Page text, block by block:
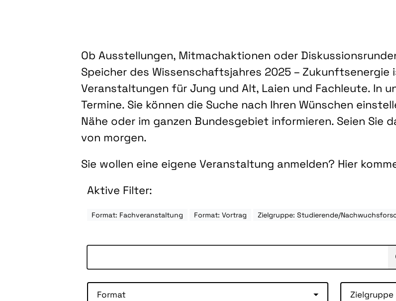
Ob Ausstellungen, Mitmachaktionen oder
Speicher des Wissenschaftsjahres 2025 –
Veranstaltungen für Jung und Alt, Laien und Fachleute. In
Termine. Sie können die Suche nach Ihren Wünschen
Nähe oder im ganzen Bundesgebiet informieren. Seien Sie
von morgen.
Sie wollen eine eigene Veranstaltung anmelden? Hier
Aktive Filter:
Format: Fachveranstaltung Format: Vortrag Zielgruppe: Studierende/
Format Zielgruppe